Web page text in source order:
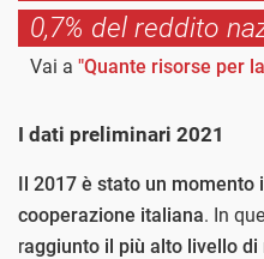
0,7% del reddito
Vai a "Quante risorse per
I dati preliminari 2021
Il 2017 è stato un momento
cooperazione italiana. In
raggiunto il più alto livello